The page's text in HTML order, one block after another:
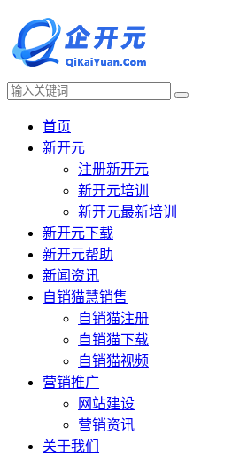
首页
新开元
注册新开元
新开元培训
新开元最新培训
新开元下载
新开元帮助
新闻资讯
自销猫慧销售
自销猫注册
自销猫下载
自销猫视频
营销推广
网站建设
营销资讯
关于我们